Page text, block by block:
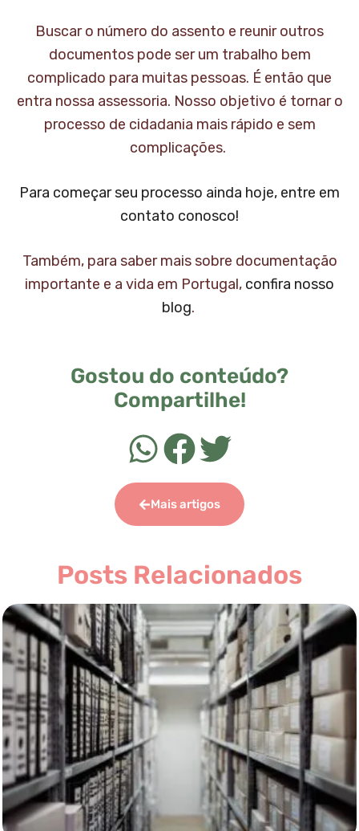
Buscar o número do assento e reunir outros
documentos pode ser um trabalho bem
complicado para muitas pessoas. É então que
entra nossa assessoria. Nosso objetivo é tornar o
processo de cidadania mais rápido e sem
complicações.
Para começar seu processo ainda hoje, entre em
contato conosco!
Também, para saber mais sobre documentação
importante e a vida em Portugal, confira nosso
blog.
Gostou do conteúdo?
Compartilhe!
Mais artigos
Posts Relacionados